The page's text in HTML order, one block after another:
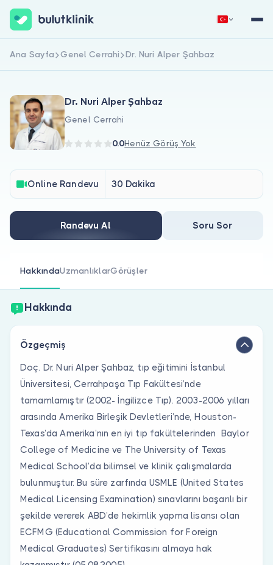
Hakkımızda
Hastalar için
Doktorlar için
Doktor musunuz?
Hemen Kaydol Giriş Yap
Ana Sayfa Genel Cerrahi Dr. Nuri Alper Şahbaz
Dr. Nuri Alper Şahbaz
Genel Cerrahi
0.0Henüz Görüş Yok
Online Randevu 30 Dakika
Randevu Al Soru Sor
HakkındaUzmanlıklarGörüşler
Hakkında
Özgeçmiş
Doç. Dr. Nuri Alper Şahbaz, tıp eğitimini İstanbul
Üniversitesi, Cerrahpaşa Tıp Fakültesi’nde
tamamlamıştır (2002- İngilizce Tıp). 2003-2006 yılları
arasında Amerika Birleşik Devletleri’nde, Houston-
Texas’da Amerika’nın en iyi tıp fakültelerinden Baylor
College of Medicine ve The University of Texas
Medical School’da bilimsel ve klinik çalışmalarda
bulunmuştur. Bu süre zarfında USMLE (United States
Medical Licensing Examination) sınavlarını başarılı bir
şekilde vererek ABD’de hekimlik yapma lisansı olan
ECFMG (Educational Commission for Foreign
Medical Graduates) Sertifikasını almaya hak